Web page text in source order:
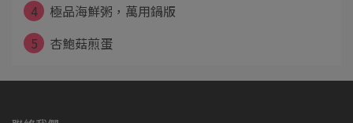
4
極品海鮮粥，萬用鍋版
5
杏鮑菇煎蛋